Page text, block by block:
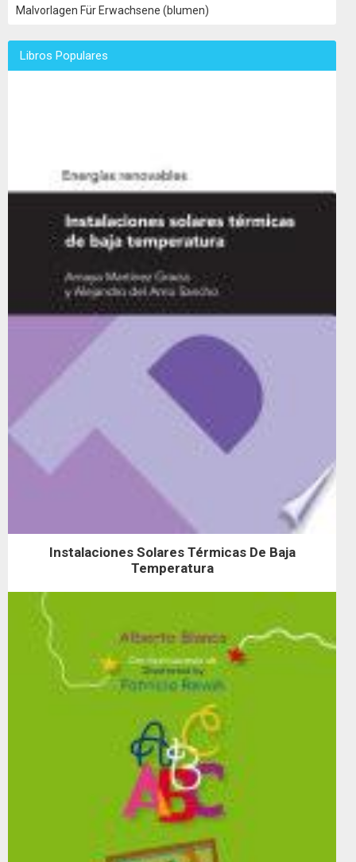
Malvorlagen Für Erwachsene (blumen)
Libros Populares
Instalaciones Solares Térmicas De Baja
Temperatura